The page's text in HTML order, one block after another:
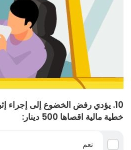
10. يؤدي رفض الخضوع إلى إجراء
خطية مالية اقصاها 500 دينار:
نعم